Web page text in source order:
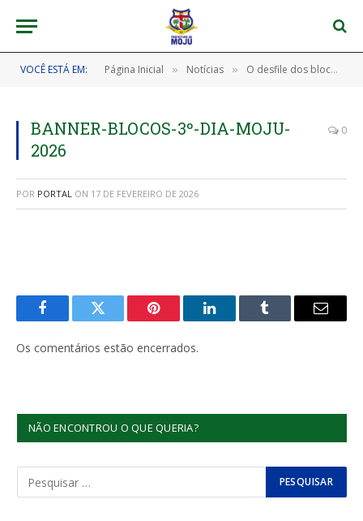
VOCÊ ESTÁ EM: Página Inicial » Notícias » O desfile dos blocos no corredor da folia foi um verdadeiro espetáculo no nosso CarnaMoju 2026! 🎊🎉
BANNER-BLOCOS-3º-DIA-MOJU-
2026
0
POR PORTAL ON 17 DE FEVEREIRO DE 2026
FacebookTwitter Pinterest LinkedInTumblr
E-
Os comentários estão encerrados.
NÃO ENCONTROU O QUE QUERIA?